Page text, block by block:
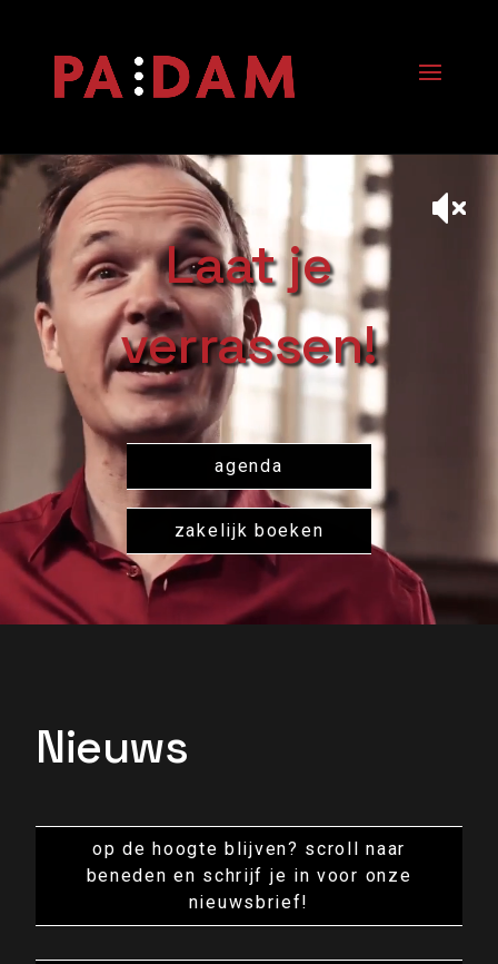
Laat je
verrassen!
agenda
zakelijk boeken
Nieuws
op de hoogte blijven? scroll naar
beneden en schrijf je in voor onze
nieuwsbrief!